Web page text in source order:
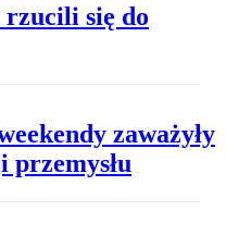
się do
zaważyły